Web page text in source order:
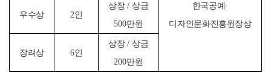
한국공예 ·
디자인문화진흥원장상
우수상 2인
상장/상금
500만원
장려상 6인
상장/상금
200만원